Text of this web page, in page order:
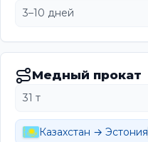
3–10 дней
Медный прокат
31 т
Казахстан → Эстония